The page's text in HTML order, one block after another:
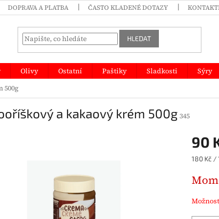
DOPRAVA A PLATBA ČASTO KLADENÉ DOTAZY
HLEDAT
Olivy Ostatní Paštiky Sladkosti Sýry
500g
a kakaový krém 500g 345
90
Měrná
180 Kč /